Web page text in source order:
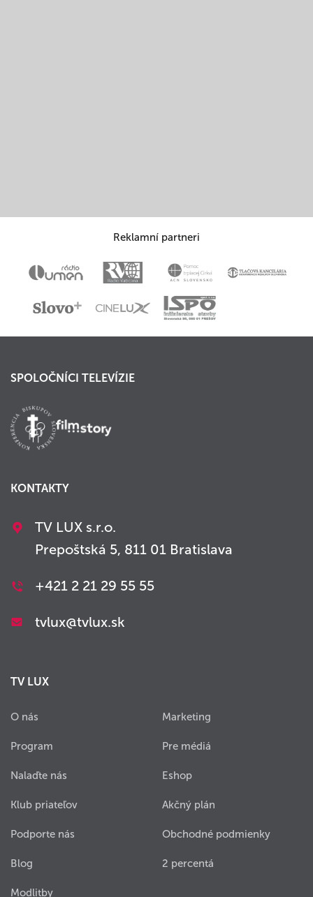
Reklamní partneri
SPOLOČNÍCI TELEVÍZIE
KONTAKTY
TV LUX s.r.o.
Prepoštská 5, 811 01 Bratislava
+421 2 21 29 55 55
tvlux@tvlux.sk
TV LUX
O nás
Program
Nalaďte nás
Klub priateľov
Podporte nás
Blog
Modlitby
Marketing
Pre médiá
Eshop
Akčný plán
Obchodné podmienky
2 percentá